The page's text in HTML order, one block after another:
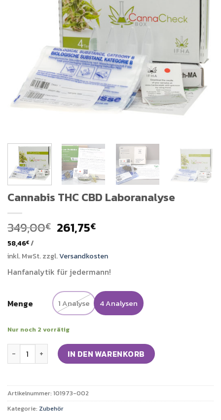
Cannabis THC CBD Laboranalyse
349,00€ Ursprünglicher
Preis
war:
349,00€
261,75€Aktueller
ist:
261,75€.
58,46€/
inkl. MwSt.zzgl.Versandkosten
Hanfanalytik für jedermann!
Menge 1 Analyse 4 Analysen
Nur noch 2 vorrätig
Cannabis THC CBD Laboranalyse Menge
IN DEN WARENKORB
Artikelnummer: 101973-002
Kategorie: Zubehör